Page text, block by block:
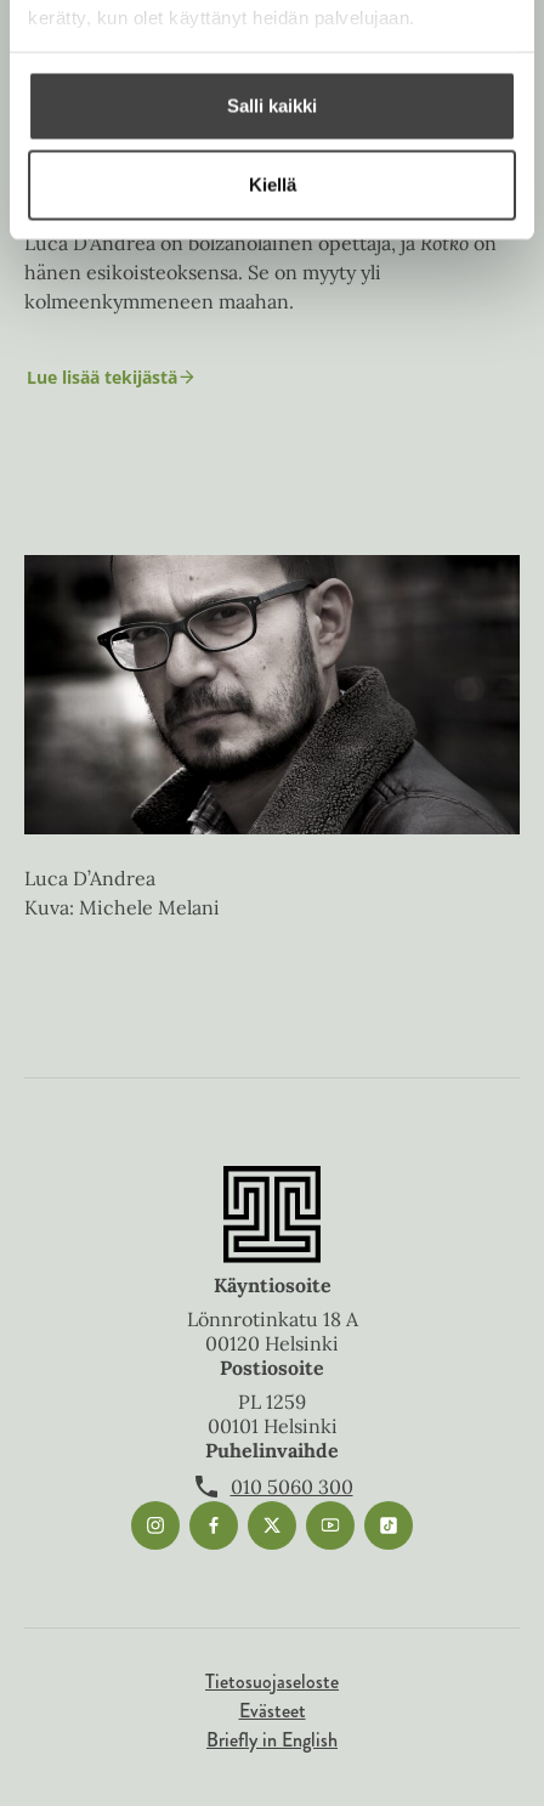
kerätty, kun olet käyttänyt heidän palvelujaan.
Salli kaikki
Kiellä
t
v
l
l
t
e
e
n
Luca D’Andrea
Luca D'Andrea on bolzanolainen opettaja, jaRotkoon
hänen esikoisteoksensa. Se on myyty yli
kolmeenkymmeneen maahan.
Lue lisää tekijästä
L
d
Luca D’Andrea
Kuva: Michele Melani
Käyntiosoite
Lönnrotinkatu 18 A
00120 Helsinki
Postiosoite
PL 1259
00101 Helsinki
Puhelinvaihde
010 5060 300
Tietosuojaseloste
Evästeet
Briefly in English